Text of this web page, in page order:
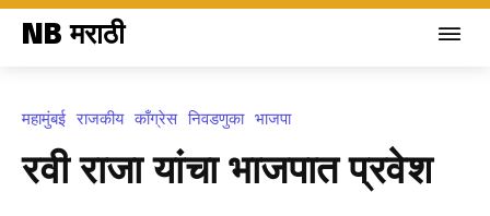
NB मराठी
महामुंबई राजकीय काँग्रेस निवडणुका भाजपा
रवी राजा यांचा भाजपात प्रवेश